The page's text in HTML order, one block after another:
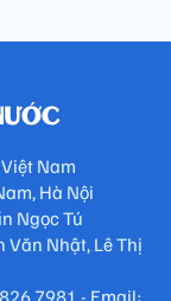
Nam
Hà Nội
Ngọc Tú
Văn Nhật, Lê Thị